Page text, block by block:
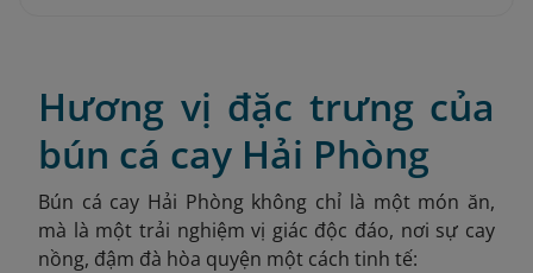
Hương vị đặc trưng của
bún cá cay Hải Phòng
Bún cá cay Hải Phòng không chỉ là một món ăn,
mà là một trải nghiệm vị giác độc đáo, nơi sự cay
nồng, đậm đà hòa quyện một cách tinh tế: